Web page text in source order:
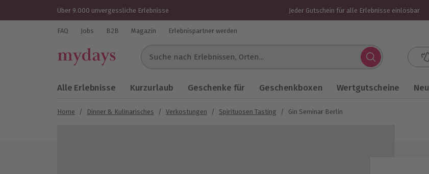
Über 9.000 unvergessliche Erlebnisse Jeder Gutschein für alle Erlebnisse einlösbar
FAQ Jobs B2B Magazin Erlebnispartner werden
Suche nach Erlebnissen...
Alle Erlebnisse Kurzurlaub Geschenke für Geschenkboxen Wertgutscheine Neu
Home / Dinner & Kulinarisches / Verkostungen / Spirituosen Tasting / Gin Seminar Berlin